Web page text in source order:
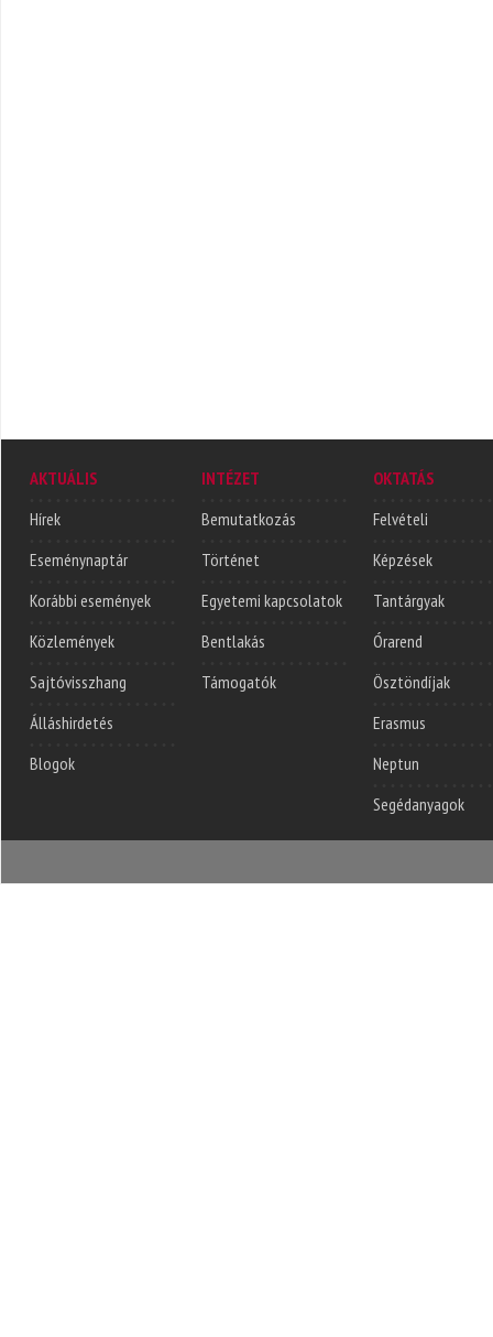
AKTUÁLIS
Hírek
Eseménynaptár
Korábbi események
Közlemények
Sajtóvisszhang
Álláshirdetés
Blogok
INTÉZET
Bemutatkozás
Történet
Egyetemi kapcsolatok
Bentlakás
Támogatók
OKTATÁS
Felvételi
Képzések
Tantárgyak
Órarend
Ösztöndíjak
Erasmus
Neptun
Segédanyagok